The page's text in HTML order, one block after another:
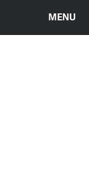
MENU